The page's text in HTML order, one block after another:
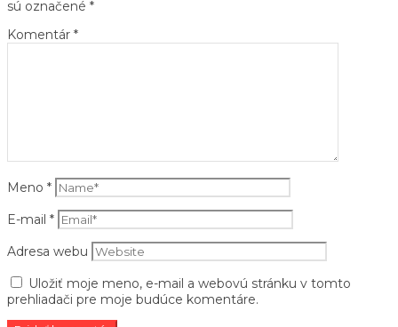
sú označené *
Komentár *
Meno *
E-mail *
Adresa webu
Uložiť moje meno, e-mail a webovú stránku v tomto
prehliadači pre moje budúce komentáre.